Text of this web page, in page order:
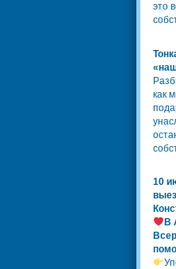
это
как
10
В